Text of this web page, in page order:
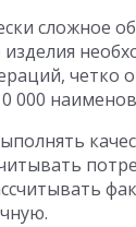
сложное
четко
000